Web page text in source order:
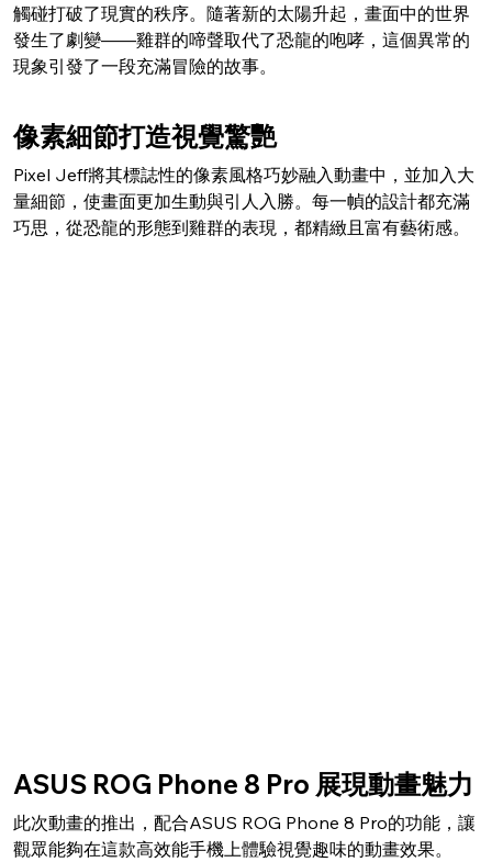
觸碰打破了現實的秩序。隨著新的太陽升起，畫面中的世界
發生了劇變——雞群的啼聲取代了恐龍的咆哮，這個異常的
現象引發了一段充滿冒險的故事。
像素細節打造視覺驚艷
Pixel Jeff將其標誌性的像素風格巧妙融入動畫中，並加入大
量細節，使畫面更加生動與引人入勝。每一幀的設計都充滿
巧思，從恐龍的形態到雞群的表現，都精緻且富有藝術感。
ASUS ROG Phone 8 Pro 展現動畫魅力
此次動畫的推出，配合ASUS ROG Phone 8 Pro的功能，讓
觀眾能夠在這款高效能手機上體驗視覺趣味的動畫效果。